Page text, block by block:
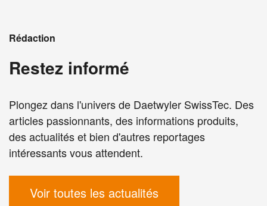
Rédaction
Restez informé
Plongez dans l'univers de Daetwyler SwissTec. Des
articles passionnants, des informations produits,
des actualités et bien d'autres reportages
intéressants vous attendent.
Voir toutes les actualités